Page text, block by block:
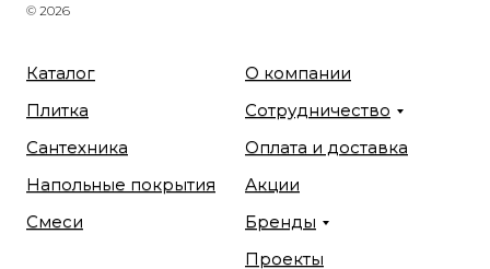
© 2026
Каталог
Плитка
Сантехника
Напольные покрытия
Смеси
О компании
Сотрудничество
Оплата и доставка
Акции
Бренды
Проекты